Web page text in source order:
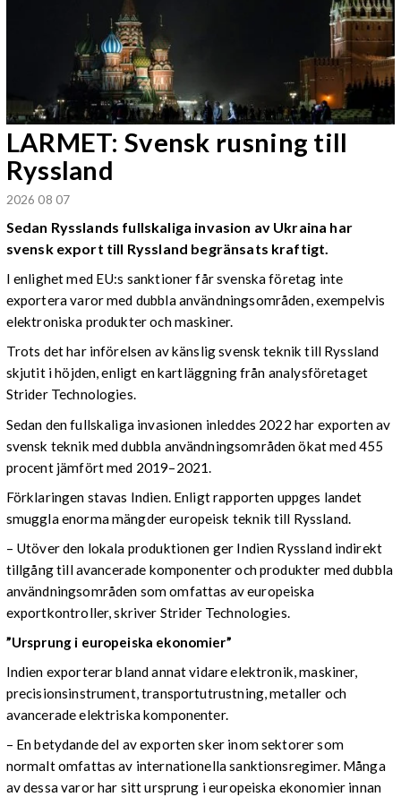
LARMET: Svensk rusning till
Ryssland
2026 08 07
Sedan Rysslands fullskaliga invasion av Ukraina har
svensk export till Ryssland begränsats kraftigt.
I enlighet med EU:s sanktioner får svenska företag inte
exportera varor med dubbla användningsområden, exempelvis
elektroniska produkter och maskiner.
Trots det har införelsen av känslig svensk teknik till Ryssland
skjutit i höjden, enligt en kartläggning från analysföretaget
Strider Technologies.
Sedan den fullskaliga invasionen inleddes 2022 har exporten av
svensk teknik med dubbla användningsområden ökat med 455
procent jämfört med 2019–2021.
Förklaringen stavas Indien. Enligt rapporten uppges landet
smuggla enorma mängder europeisk teknik till Ryssland.
– Utöver den lokala produktionen ger Indien Ryssland indirekt
tillgång till avancerade komponenter och produkter med dubbla
användningsområden som omfattas av europeiska
exportkontroller, skriver Strider Technologies.
”Ursprung i europeiska ekonomier”
Indien exporterar bland annat vidare elektronik, maskiner,
precisionsinstrument, transportutrustning, metaller och
avancerade elektriska komponenter.
– En betydande del av exporten sker inom sektorer som
normalt omfattas av internationella sanktionsregimer. Många
av dessa varor har sitt ursprung i europeiska ekonomier innan